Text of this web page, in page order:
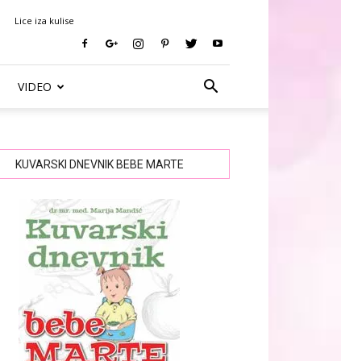
Lice iza kulise
VIDEO
KUVARSKI DNEVNIK BEBE MARTE